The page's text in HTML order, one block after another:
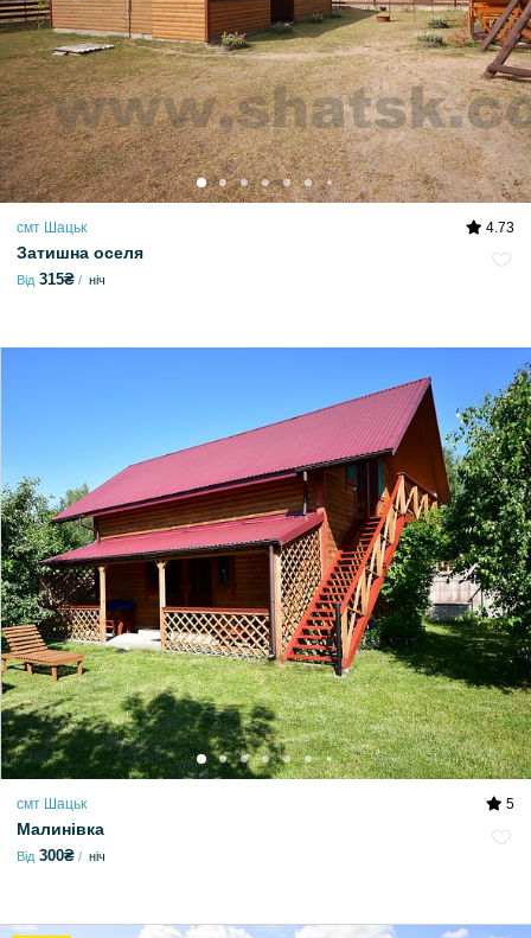
смт Шацьк 4.73
Затишна оселя
Від 315₴ ніч
смт Шацьк 5
Малинівка
Від 300₴ ніч